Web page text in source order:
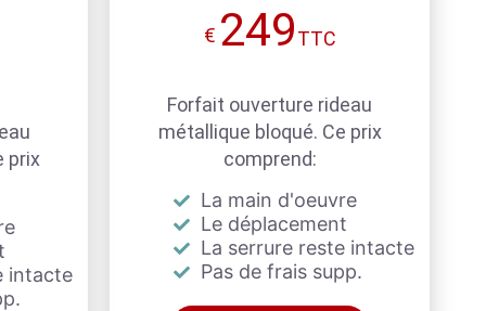
prix
intacte
€ 249TTC
Forfait ouverture rideau
métallique bloqué. Ce prix
comprend:
La main d'oeuvre
Le déplacement
La serrure reste intacte
Pas de frais supp.